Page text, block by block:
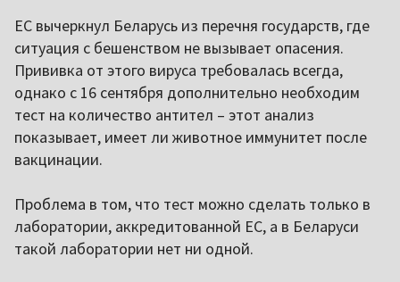
ЕС вычеркнул Беларусь из перечня государств, где
ситуация с бешенством не вызывает опасения.
Прививка от этого вируса требовалась всегда,
однако с 16 сентября дополнительно необходим
тест на количество антител – этот анализ
показывает, имеет ли животное иммунитет после
вакцинации.
Проблема в том, что тест можно сделать только в
лаборатории, аккредитованной ЕС, а в Беларуси
такой лаборатории нет ни одной.